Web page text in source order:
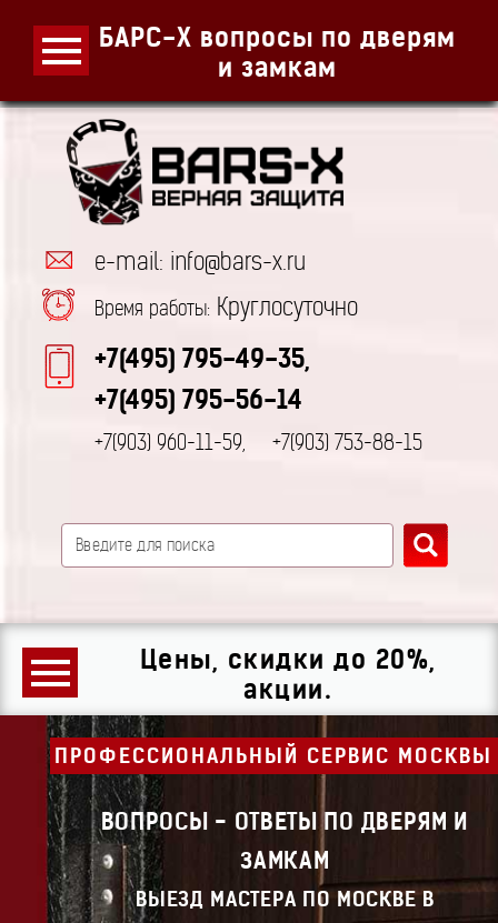
БАРС-Х вопросы по дверям
и замкам
e-mail: info@bars-x.ru
Время работы: Круглосуточно
+7(495) 795-49-35,
+7(495) 795-56-14
+7(903) 960-11-59, +7(903) 753-88-15
Цены, скидки до 20%,
акции.
ПРОФЕССИОНАЛЬНЫЙ СЕРВИС МОСКВЫ
ВОПРОСЫ - ОТВЕТЫ ПО ДВЕРЯМ И
ЗАМКАМ
ВЫЕЗД МАСТЕРА ПО МОСКВЕ В